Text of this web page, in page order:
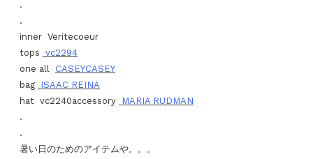
.
.
inner Veritecoeur
tops vc2294
one all CASEYCASEY
bag
ISAAC REINA
hat vc2240accessory
MARIA RUDMAN
.
.
暑い日のためのアイテムや。。。